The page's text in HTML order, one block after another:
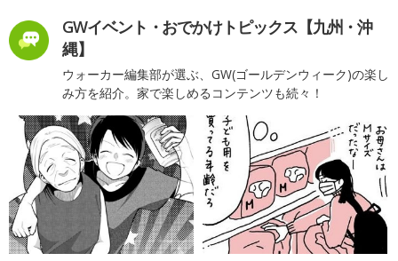
GWイベント・おでかけトピックス【九州・沖
縄】
ウォーカー編集部が選ぶ、GW(ゴールデンウィーク)の楽し
み方を紹介。家で楽しめるコンテンツも続々！